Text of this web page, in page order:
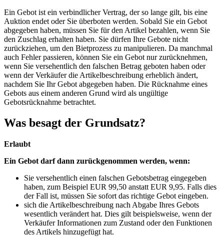
Ein Gebot ist ein verbindlicher Vertrag, der so lange gilt, bis eine
Auktion endet oder Sie überboten werden. Sobald Sie ein Gebot
abgegeben haben, müssen Sie für den Artikel bezahlen, wenn Sie
den Zuschlag erhalten haben. Sie dürfen Ihre Gebote nicht
zurückziehen, um den Bietprozess zu manipulieren. Da manchmal
auch Fehler passieren, können Sie ein Gebot nur zurücknehmen,
wenn Sie versehentlich den falschen Betrag geboten haben oder
wenn der Verkäufer die Artikelbeschreibung erheblich ändert,
nachdem Sie Ihr Gebot abgegeben haben. Die Rücknahme eines
Gebots aus einem anderen Grund wird als ungültige
Gebotsrücknahme betrachtet.
Was besagt der Grundsatz?
Erlaubt
Ein Gebot darf dann zurückgenommen werden, wenn:
Sie versehentlich einen falschen Gebotsbetrag eingegeben
haben, zum Beispiel EUR 99,50 anstatt EUR 9,95. Falls dies
der Fall ist, müssen Sie sofort das richtige Gebot eingeben.
sich die Artikelbeschreibung nach Abgabe Ihres Gebots
wesentlich verändert hat. Dies gilt beispielsweise, wenn der
Verkäufer Informationen zum Zustand oder den Funktionen
des Artikels hinzugefügt hat.